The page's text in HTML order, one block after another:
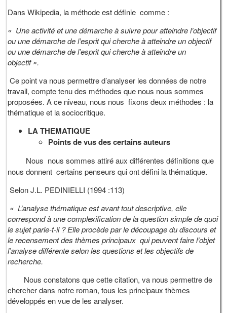
Dans Wikipedia, la méthode est définie comme :
« Une activité et une démarche à suivre pour atteindre l’objectif
ou une démarche de l’esprit qui cherche à atteindre un objectif
ou une démarche de l’esprit qui cherche à atteindre un
objectif ».
Ce point va nous permettre d’analyser les données de notre
travail, compte tenu des méthodes que nous nous sommes
proposées. A ce niveau, nous nous fixons deux méthodes : la
thématique et la sociocritique.
LA THEMATIQUE
Points de vus des certains auteurs
Nous nous sommes attiré aux différentes définitions que
nous donnent certains penseurs qui ont défini la thématique.
Selon J.L. PEDINIELLI (1994 :113)
« L’analyse thématique est avant tout descriptive, elle
correspond à une complexification de la question simple de quoi
le sujet parle-t-il ? Elle procède par le découpage du discours et
le recensement des thèmes principaux qui peuvent faire l’objet
l’analyse différente selon les questions et les objectifs de
recherche.
Nous constatons que cette citation, va nous permettre de
chercher dans notre roman, tous les principaux thèmes
développés en vue de les analyser.